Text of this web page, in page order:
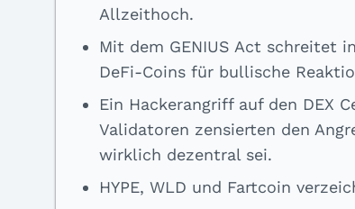
Allzeithoch.
Mit dem GENIUS Act schreitet
DeFi-Coins für bullische
Ein Hackerangriff auf den DEX
Validatoren zensierten den
wirklich dezentral sei.
HYPE, WLD und Fartcoin